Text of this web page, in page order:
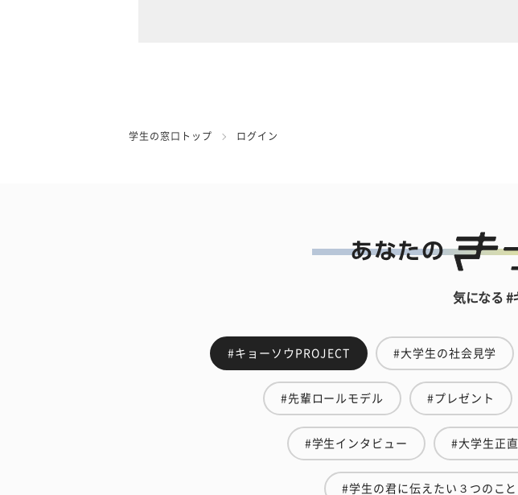
学生の窓口トップ ログイン
気になる #
#キョーソウPROJECT #大学生の社会見学
#先輩ロールモデル #プレゼント
#学生インタビュー #大学生正
#学生の君に伝えたい３つのこと